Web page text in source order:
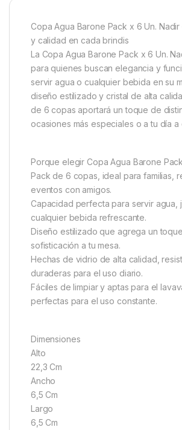
Copa Agua Barone Pack x 6 Un.
y calidad en cada brindis
La Copa Agua Barone Pack x 6 Un.
para quienes buscan elegancia y
servir agua o cualquier bebida en su
diseño estilizado y cristal de alta
de 6 copas aportará un toque de
ocasiones más especiales o a tu día a
Porque elegir Copa Agua Barone
Pack de 6 copas, ideal para familias,
eventos con amigos.
Capacidad perfecta para servir agua,
cualquier bebida refrescante.
Diseño estilizado que agrega un
sofisticación a tu mesa.
Hechas de vidrio de alta calidad,
duraderas para el uso diario.
Fáciles de limpiar y aptas para el
perfectas para el uso constante.
Dimensiones
Alto
22,3 Cm
Ancho
6,5 Cm
Largo
6,5 Cm